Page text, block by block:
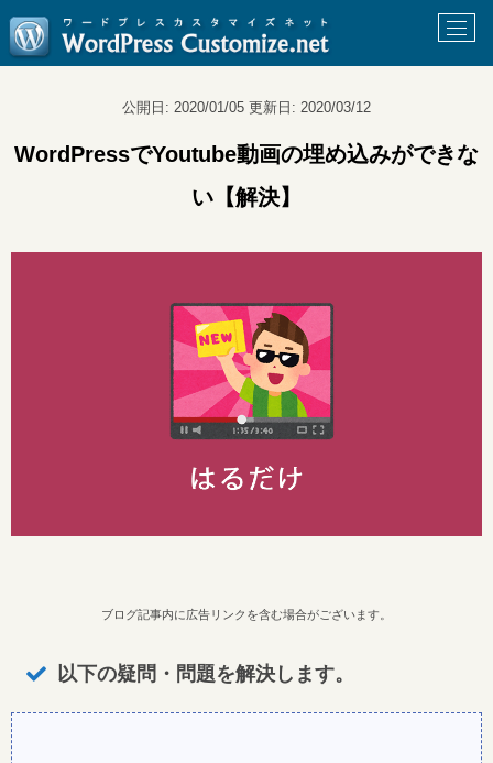
公開日:2020/01/05 更新日: 2020/03/12
WordPressでYoutube動画の埋め込みができな
い【解決】
ブログ記事内に広告リンクを含む場合がございます。
以下の疑問・問題を解決します。